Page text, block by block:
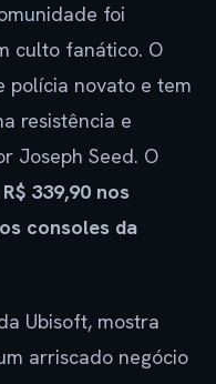
foi
culto fanático. O
polícia novato e tem
resistência e
Joseph Seed. O
R$ 339,90 nos
consoles da
Ubisoft, mostra
arriscado negócio